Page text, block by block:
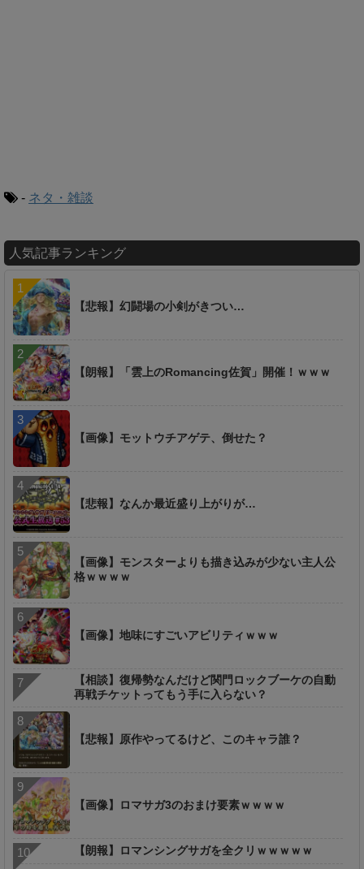
- ネタ・雑談
人気記事ランキング
【悲報】幻闘場の小剣がきつい…
【朗報】「雲上のRomancing佐賀」開催！ｗｗｗ
【画像】モットウチアゲテ、倒せた？
【悲報】なんか最近盛り上がりが…
【画像】モンスターよりも描き込みが少ない主人公
格ｗｗｗｗ
【画像】地味にすごいアビリティｗｗｗ
【相談】復帰勢なんだけど関門ロックブーケの自動
再戦チケットってもう手に入らない？
【悲報】原作やってるけど、このキャラ誰？
【画像】ロマサガ3のおまけ要素ｗｗｗｗ
【朗報】ロマンシングサガを全クリｗｗｗｗｗ